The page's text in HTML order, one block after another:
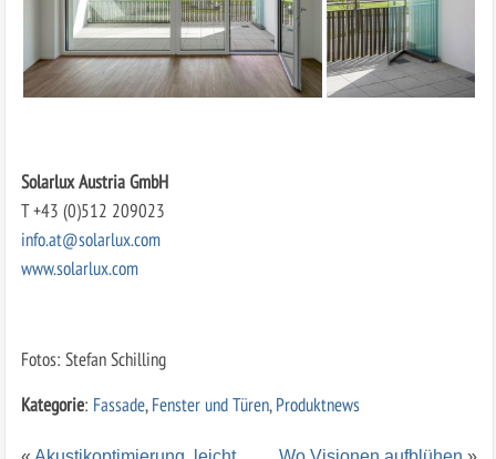
Solarlux Austria GmbH
T +43 (0)512 209023
info.at@solarlux.com
www.solarlux.com
Fotos: Stefan Schilling
Kategorie: Fassade,Fenster und Türen,Produktnews